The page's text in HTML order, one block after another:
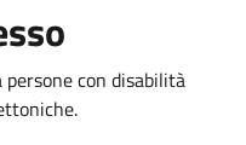
con disabilità